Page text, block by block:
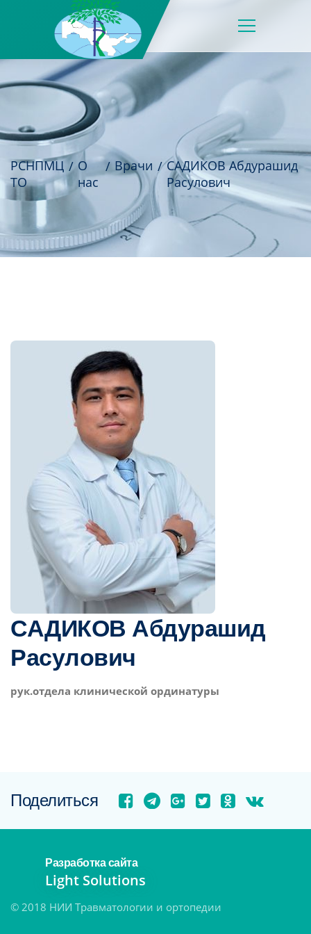
РСНПМЦ
ТО
О
нас
Врачи
САДИКОВ Абдурашид
Расулович
САДИКОВ Абдурашид
Расулович
рук.отдела клинической ординатуры
Поделиться
© 2018 НИИ Травматологии и ортопедии
Разработка сайта
Light Solutions